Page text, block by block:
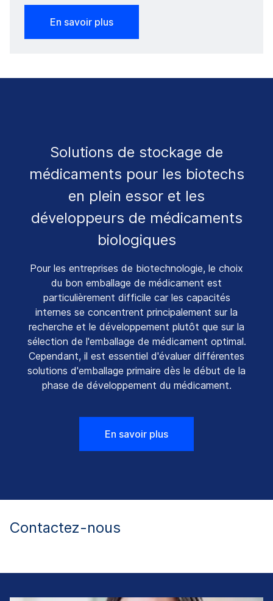
En savoir plus
Solutions de stockage de
médicaments pour les biotechs
en plein essor et les
développeurs de médicaments
biologiques
Pour les entreprises de biotechnologie, le choix
du bon emballage de médicament est
particulièrement difficile car les capacités
internes se concentrent principalement sur la
recherche et le développement plutôt que sur la
sélection de l'emballage de médicament optimal.
Cependant, il est essentiel d'évaluer différentes
solutions d'emballage primaire dès le début de la
phase de développement du médicament.
En savoir plus
Contactez-nous